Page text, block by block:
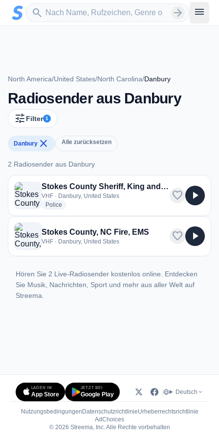
Zum Hauptinhalt springen
search
Sender suchen arrow_forward menu
North America/United States/North Carolina/Danbury
Radiosender aus Danbury
tune Filter 1
Danbury close Alle zurücksetzen
2 Radiosender aus Danbury
2 Radiosender aus Danbury
Stokes County Sheriff, King and Walnut Cove Police
VHF · Danbury, United States
Police
favorite play_arrow
Stokes County, NC Fire, EMS
VHF · Danbury, United States favorite play_arrow
Hören Sie 2 Live-Radiosender kostenlos online. Entdecken
Sie Musik, Nachrichten, Sport und mehr aus aller Welt auf
Streema.
LADEN IM
App Store
JETZT BEI
Google Play Deutsch
Nutzungsbedingungen DatenschutzrichtlinieUrheberrechtsrichtlinie
AdChoices(öffnet in neuem Tab)
© 2026 Streema, Inc. Alle Rechte vorbehalten